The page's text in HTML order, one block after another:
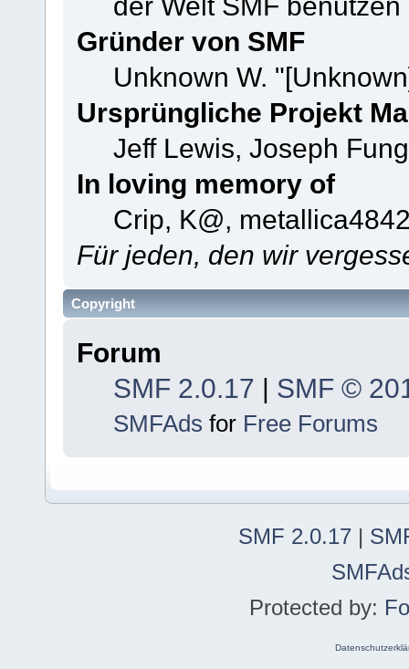
Gründer von SMF
Unknown W.
Ursprüngliche Projekt
Jeff Lewis, Joseph
In loving memory of
Crip, K@,
Für jeden, den wir
Copyright
Forum
SMF 2.0.17 | SMF ©
SMFAds for Free Forums
SMF 2.0.17 |
Protected by: